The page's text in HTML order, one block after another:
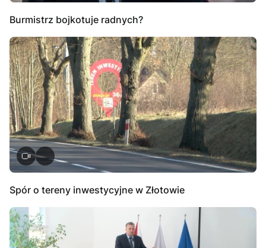
Burmistrz bojkotuje radnych?
Spór o tereny inwestycyjne w Złotowie